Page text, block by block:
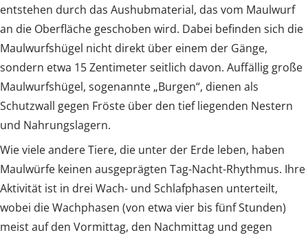
entstehen durch das Aushubmaterial, das vom Maulwurf
an die Oberfläche geschoben wird. Dabei befinden sich die
Maulwurfshügel nicht direkt über einem der Gänge,
sondern etwa 15 Zentimeter seitlich davon. Auffällig große
Maulwurfshügel, sogenannte „Burgen“, dienen als
Schutzwall gegen Fröste über den tief liegenden Nestern
und Nahrungslagern.
Wie viele andere Tiere, die unter der Erde leben, haben
Maulwürfe keinen ausgeprägten Tag-Nacht-Rhythmus. Ihre
Aktivität ist in drei Wach- und Schlafphasen unterteilt,
wobei die Wachphasen (von etwa vier bis fünf Stunden)
meist auf den Vormittag, den Nachmittag und gegen